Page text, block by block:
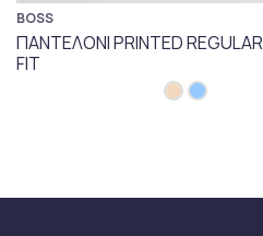
BOSS
ΠΑΝΤΕΛΟΝΙ PRINTED REGULAR
FIT